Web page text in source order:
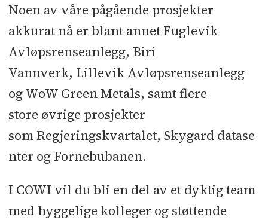
Noen av våre pågående prosjekter
akkurat nå er blant annet Fuglevik
Avløpsrenseanlegg, Biri
Vannverk, Lillevik Avløpsrenseanlegg
og WoW Green Metals, samt flere
store øvrige prosjekter
som Regjeringskvartalet, Skygard datase
nter og Fornebubanen.
I COWI vil du bli en del av et dyktig team
med hyggelige kolleger og støttende